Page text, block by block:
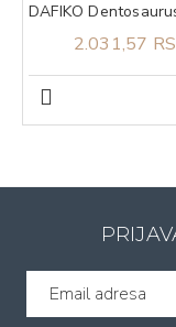
2.031,57